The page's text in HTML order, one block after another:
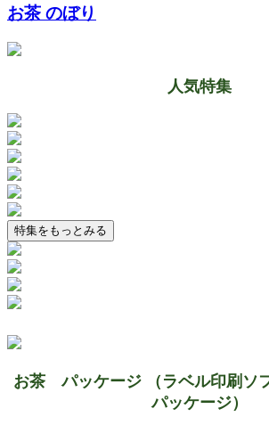
お茶 のぼり
人気特集
特集をもっとみる
お茶 パッケージ （ラベル印刷ソ
パッケージ）